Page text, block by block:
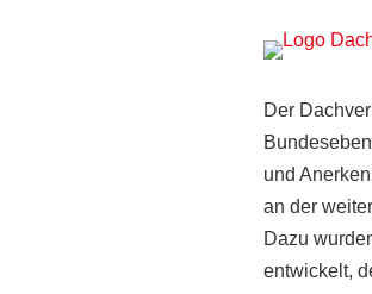
Der
und
an der
Dazu
entwickelt,